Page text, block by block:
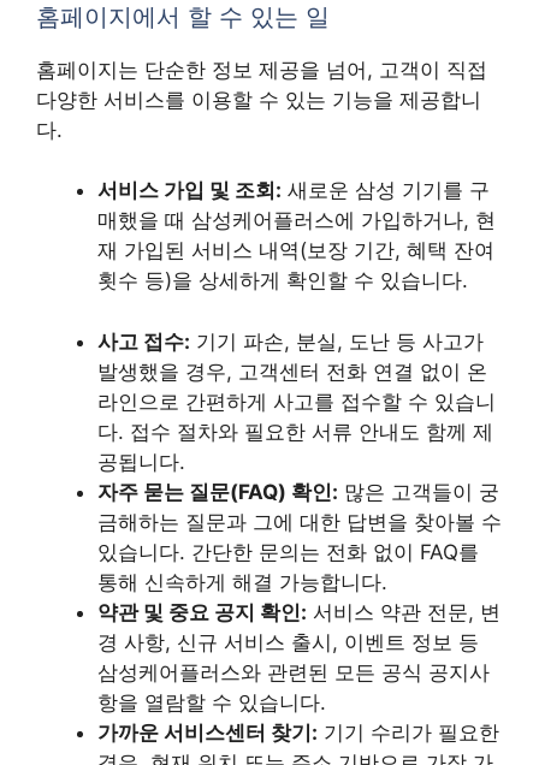
홈페이지에서 할 수 있는 일
홈페이지는 단순한 정보 제공을 넘어, 고객이 직접
다양한 서비스를 이용할 수 있는 기능을 제공합니
다.
서비스 가입 및 조회: 새로운 삼성 기기를 구
매했을 때 삼성케어플러스에 가입하거나, 현
재 가입된 서비스 내역(보장 기간, 혜택 잔여
횟수 등)을 상세하게 확인할 수 있습니다.
사고 접수: 기기 파손, 분실, 도난 등 사고가
발생했을 경우, 고객센터 전화 연결 없이 온
라인으로 간편하게 사고를 접수할 수 있습니
다. 접수 절차와 필요한 서류 안내도 함께 제
공됩니다.
자주 묻는 질문(FAQ) 확인: 많은 고객들이 궁
금해하는 질문과 그에 대한 답변을 찾아볼 수
있습니다. 간단한 문의는 전화 없이 FAQ를
통해 신속하게 해결 가능합니다.
약관 및 중요 공지 확인: 서비스 약관 전문, 변
경 사항, 신규 서비스 출시, 이벤트 정보 등
삼성케어플러스와 관련된 모든 공식 공지사
항을 열람할 수 있습니다.
가까운 서비스센터 찾기: 기기 수리가 필요한